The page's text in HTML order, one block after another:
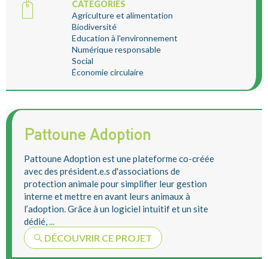
CATEGORIES
Agriculture et alimentation
Biodiversité
Education à l'environnement
Numérique responsable
Social
Économie circulaire
Pattoune Adoption
Pattoune Adoption est une plateforme co-créée
avec des président.e.s d'associations de
protection animale pour simplifier leur gestion
interne et mettre en avant leurs animaux à
l’adoption. Grâce à un logiciel intuitif et un site
dédié,...
DÉCOUVRIR CE PROJET